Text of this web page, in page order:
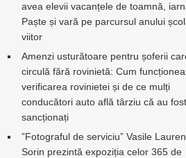
avea elevii vacanțele de toamnă,
Paște și vară pe parcursul anului
viitor
Amenzi usturătoare pentru șoferii
circulă fără rovinietă: Cum
verificarea rovinietei și de ce mulți
conducători auto află târziu că au fost
sancționați
”Fotograful de serviciu” Vasile
Sorin prezintă expoziția celor 365 de